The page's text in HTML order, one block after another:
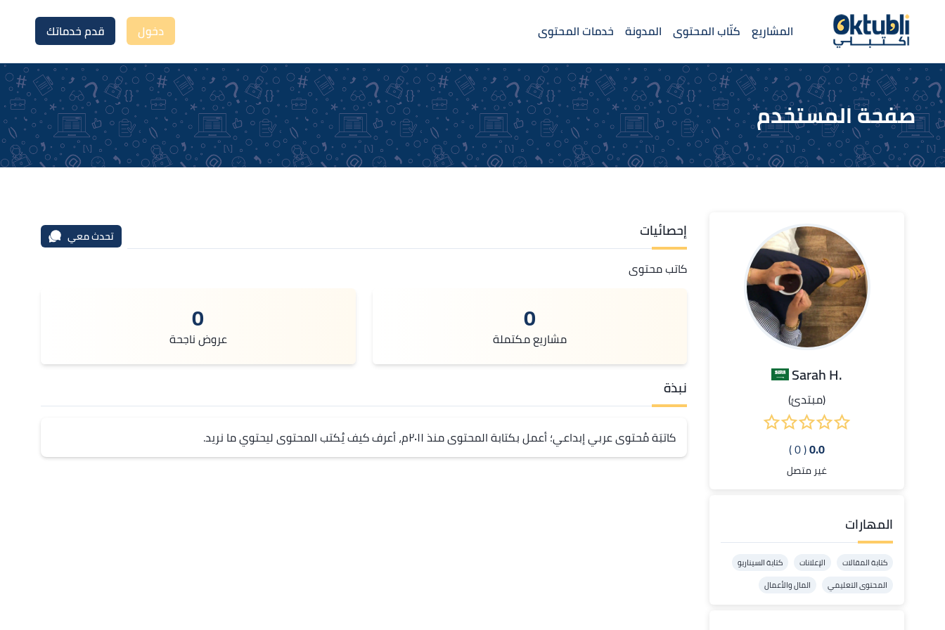
المشاريع كتّاب المحتوى المدونة خدمات المحتوى دخول قدم خدماتك
صفحة المستخدم
.Sarah H
(مبتدئ)
0.0
( 0 )
غير متصل
المهارات
كتابة المقالات الإعلانات
كتابة السيناريو
المحتوى التعليمي
المال والأعمال
إحصائيات تحدث معي
كاتب محتوى
0
مشاريع مكتملة
0
عروض ناجحة
نبذة
كاتبَة مُحتوى عربي إبداعي؛ أعمل بكتابة المحتوى منذ ٢٠١١م، أعرف كيف يُكتب المحتوى ليحتوي ما نريد.